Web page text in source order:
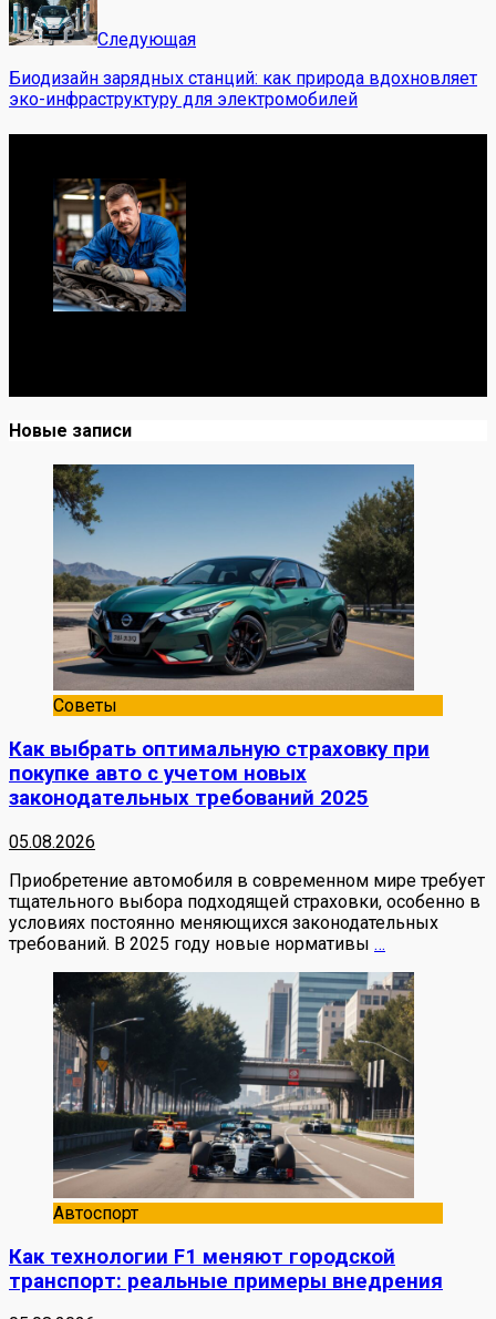
Следующая
Биодизайн зарядных станций: как природа вдохновляет
эко-инфраструктуру для электромобилей
Новые записи
Советы
Как выбрать оптимальную страховку при
покупке авто с учетом новых
законодательных требований 2025
05.08.2026
Приобретение автомобиля в современном мире требует
тщательного выбора подходящей страховки, особенно в
условиях постоянно меняющихся законодательных
требований. В 2025 году новые нормативы …
Автоспорт
Как технологии F1 меняют городской
транспорт: реальные примеры внедрения